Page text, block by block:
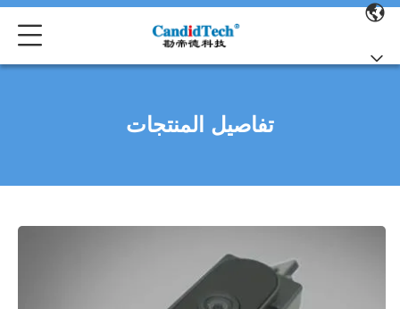
تفاصيل المنتجات